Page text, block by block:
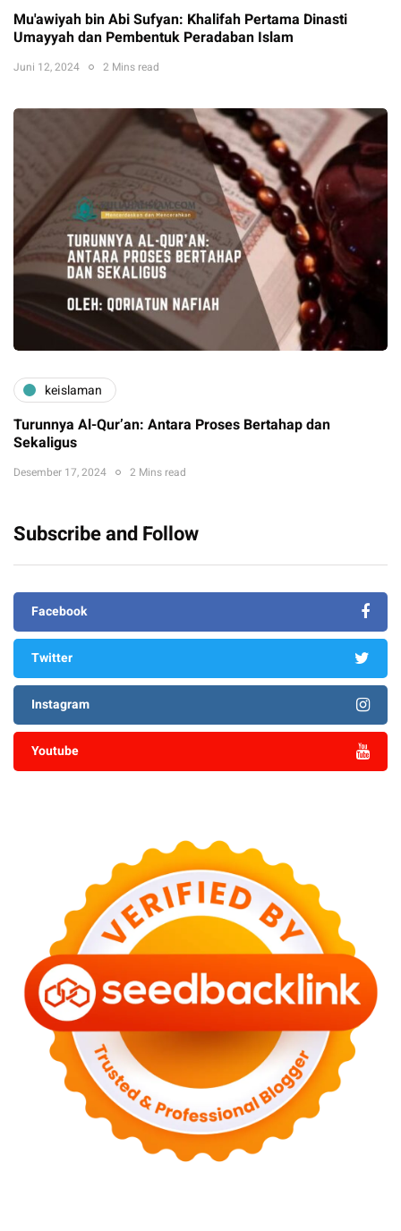
Mu'awiyah bin Abi Sufyan: Khalifah Pertama Dinasti
Umayyah dan Pembentuk Peradaban Islam
Juni 12, 2024 2 Mins read
keislaman
Turunnya Al-Qur’an: Antara Proses Bertahap dan
Sekaligus
Desember 17, 2024 2 Mins read
Subscribe and Follow
Facebook
Twitter
Instagram
Youtube